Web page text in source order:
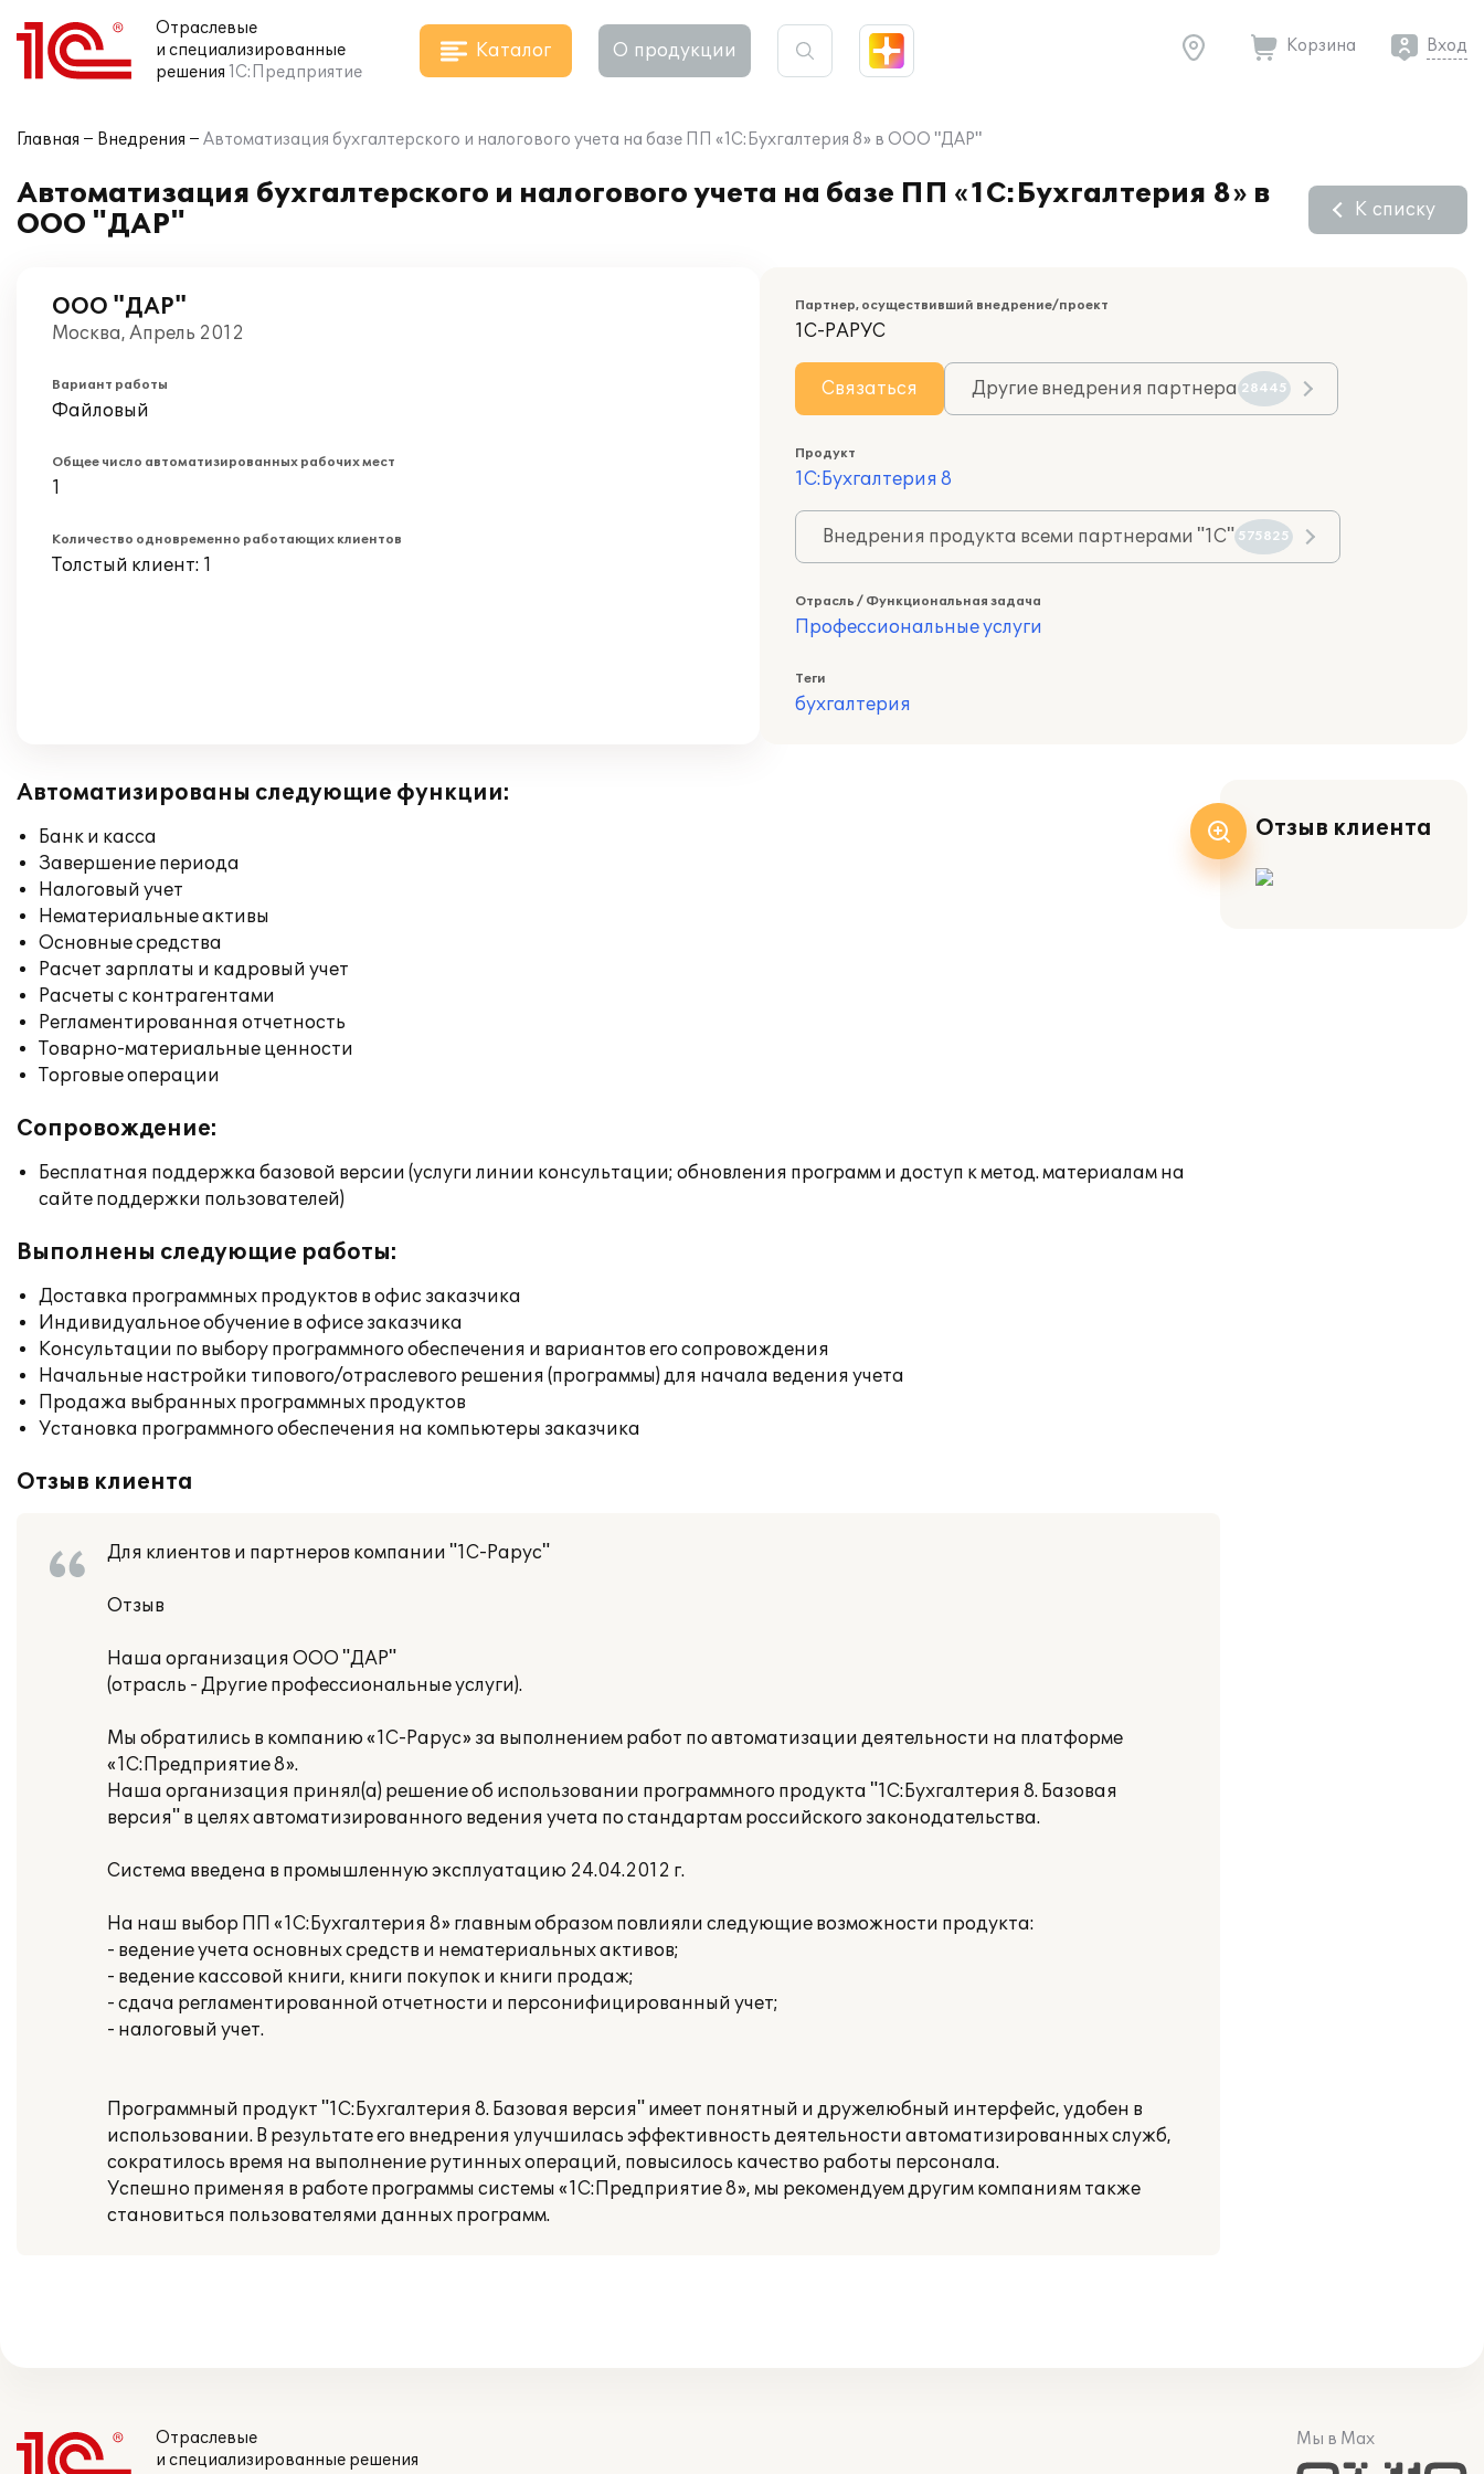
Отраслевые
и специализированные
решения 1С:Предприятие
Каталог О продукции Корзина Вход
Главная Внедрения Автоматизация бухгалтерского и налогового учета на базе ПП «1С:Бухгалтерия 8» в ООО "ДАР"
Автоматизация бухгалтерского и налогового учета на базе ПП «1С:Бухгалтерия 8» в
ООО "ДАР"
К списку
ООО "ДАР"
Москва, Апрель 2012
Вариант работы
Файловый
Общее число автоматизированных рабочих мест
1
Количество одновременно работающих клиентов
Толстый клиент: 1
Партнер, осуществивший внедрение/проект
1С-РАРУС
Связаться Другие внедрения партнера 28445
Продукт
1С:Бухгалтерия 8
Внедрения продукта всеми партнерами "1С" 575825
Отрасль / Функциональная задача
Профессиональные услуги
Теги
бухгалтерия
Автоматизированы следующие функции:
Банк и касса
Завершение периода
Налоговый учет
Нематериальные активы
Основные средства
Расчет зарплаты и кадровый учет
Расчеты с контрагентами
Регламентированная отчетность
Товарно-материальные ценности
Торговые операции
Сопровождение:
Бесплатная поддержка базовой версии (услуги линии консультации; обновления программ и доступ к метод. материалам на
сайте поддержки пользователей)
Выполнены следующие работы:
Доставка программных продуктов в офис заказчика
Индивидуальное обучение в офисе заказчика
Консультации по выбору программного обеспечения и вариантов его сопровождения
Начальные настройки типового/отраслевого решения (программы) для начала ведения учета
Продажа выбранных программных продуктов
Установка программного обеспечения на компьютеры заказчика
Отзыв клиента
Для клиентов и партнеров компании "1С-Рарус"
Отзыв
Наша организация ООО "ДАР"
(отрасль - Другие профессиональные услуги).
Мы обратились в компанию «1С-Рарус» за выполнением работ по автоматизации деятельности на платформе
«1С:Предприятие 8».
Наша организация принял(а) решение об использовании программного продукта "1С:Бухгалтерия 8. Базовая
версия" в целях автоматизированного ведения учета по стандартам российского законодательства.
Система введена в промышленную эксплуатацию 24.04.2012 г.
На наш выбор ПП «1С:Бухгалтерия 8» главным образом повлияли следующие возможности продукта:
- ведение учета основных средств и нематериальных активов;
- ведение кассовой книги, книги покупок и книги продаж;
- сдача регламентированной отчетности и персонифицированный учет;
- налоговый учет.
Программный продукт "1С:Бухгалтерия 8. Базовая версия" имеет понятный и дружелюбный интерфейс, удобен в
использовании. В результате его внедрения улучшилась эффективность деятельности автоматизированных служб,
сократилось время на выполнение рутинных операций, повысилось качество работы персонала.
Успешно применяя в работе программы системы «1С:Предприятие 8», мы рекомендуем другим компаниям также
становиться пользователями данных программ.
Отзыв клиента
Отраслевые
и специализированные решения
Мы в Max